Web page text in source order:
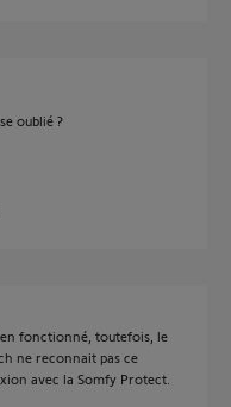
oublié ?
fonctionné, toutefois, le
ne reconnait pas ce
avec la Somfy Protect.